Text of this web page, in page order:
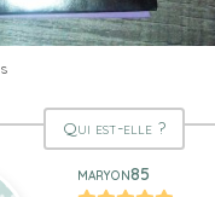
Qui est-elle ?
maryon85